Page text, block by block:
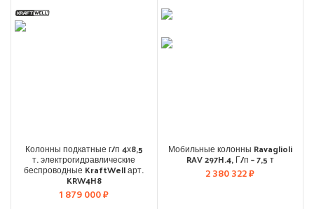
Колонны подкатные г/п 4х8,5
т. электрогидравлические
беспроводные KraftWell арт.
KRW4H8
1 879 000₽
Мобильные колонны Ravaglioli
RAV 297H.4, Г/п – 7,5 т
2 380 322₽